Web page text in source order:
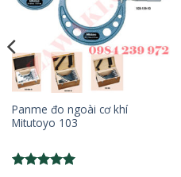
Panme đo ngoài cơ khí
Mitutoyo 103